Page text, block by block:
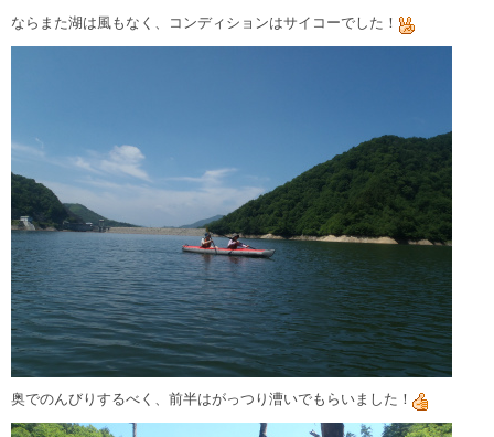
ならまた湖は風もなく、コンディションはサイコーでした！
奥でのんびりするべく、前半はがっつり漕いでもらいました！